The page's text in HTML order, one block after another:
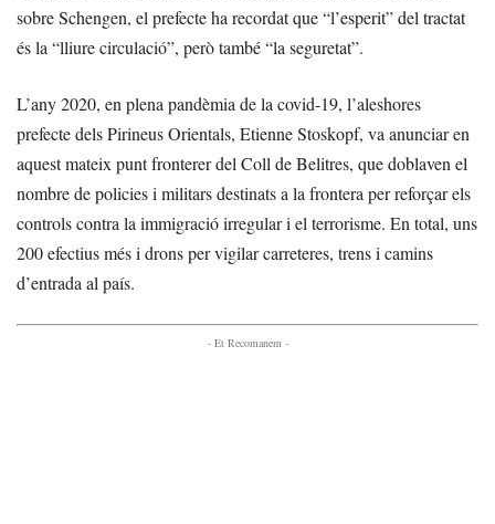
sobre Schengen, el prefecte ha recordat que “l’esperit” del tractat
és la “lliure circulació”, però també “la seguretat”.
L’any 2020, en plena pandèmia de la covid-19, l’aleshores
prefecte dels Pirineus Orientals, Etienne Stoskopf, va anunciar en
aquest mateix punt fronterer del Coll de Belitres, que doblaven el
nombre de policies i militars destinats a la frontera per reforçar els
controls contra la immigració irregular i el terrorisme. En total, uns
200 efectius més i drons per vigilar carreteres, trens i camins
d’entrada al país.
- Et Recomanem -